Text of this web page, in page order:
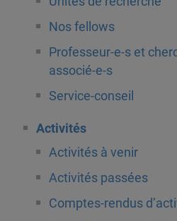
Nos fellows
Professeur-e-s et
associé-e-s
Service-conseil
Activités
Activités à venir
Activités passées
Comptes-rendus